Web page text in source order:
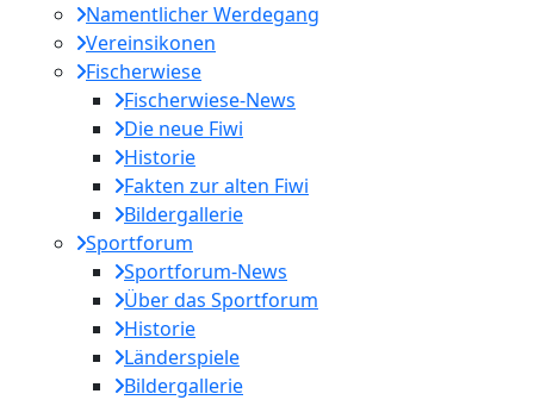
Namentlicher Werdegang
Vereinsikonen
Fischerwiese
Fischerwiese-News
Die neue Fiwi
Historie
Fakten zur alten Fiwi
Bildergallerie
Sportforum
Sportforum-News
Über das Sportforum
Historie
Länderspiele
Bildergallerie